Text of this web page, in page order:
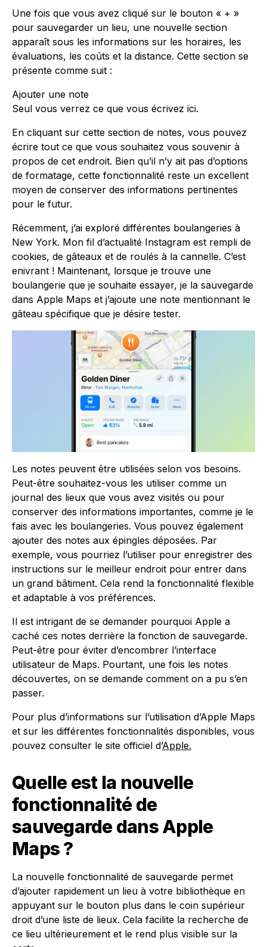
Une fois que vous avez cliqué sur le bouton « + »
pour sauvegarder un lieu, une nouvelle section
apparaît sous les informations sur les horaires, les
évaluations, les coûts et la distance. Cette section se
présente comme suit :
Ajouter une note
Seul vous verrez ce que vous écrivez ici.
En cliquant sur cette section de notes, vous pouvez
écrire tout ce que vous souhaitez vous souvenir à
propos de cet endroit. Bien qu’il n’y ait pas d’options
de formatage, cette fonctionnalité reste un excellent
moyen de conserver des informations pertinentes
pour le futur.
Récemment, j’ai exploré différentes boulangeries à
New York. Mon fil d’actualité Instagram est rempli de
cookies, de gâteaux et de roulés à la cannelle. C’est
enivrant ! Maintenant, lorsque je trouve une
boulangerie que je souhaite essayer, je la sauvegarde
dans Apple Maps et j’ajoute une note mentionnant le
gâteau spécifique que je désire tester.
Les notes peuvent être utilisées selon vos besoins.
Peut-être souhaitez-vous les utiliser comme un
journal des lieux que vous avez visités ou pour
conserver des informations importantes, comme je le
fais avec les boulangeries. Vous pouvez également
ajouter des notes aux épingles déposées. Par
exemple, vous pourriez l’utiliser pour enregistrer des
instructions sur le meilleur endroit pour entrer dans
un grand bâtiment. Cela rend la fonctionnalité flexible
et adaptable à vos préférences.
Il est intrigant de se demander pourquoi Apple a
caché ces notes derrière la fonction de sauvegarde.
Peut-être pour éviter d’encombrer l’interface
utilisateur de Maps. Pourtant, une fois les notes
découvertes, on se demande comment on a pu s’en
passer.
Pour plus d’informations sur l’utilisation d’Apple Maps
et sur les différentes fonctionnalités disponibles, vous
pouvez consulter le site officiel d’Apple.
Quelle est la nouvelle
fonctionnalité de
sauvegarde dans Apple
Maps ?
La nouvelle fonctionnalité de sauvegarde permet
d’ajouter rapidement un lieu à votre bibliothèque en
appuyant sur le bouton plus dans le coin supérieur
droit d’une liste de lieux. Cela facilite la recherche de
ce lieu ultérieurement et le rend plus visible sur la